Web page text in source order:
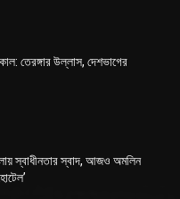
তেরঙ্গার উল্লাস, দেশভাগের
স্বাধীনতার স্বাদ, আজও অমলিন